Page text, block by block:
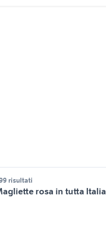
risultati
rosa in tutta Italia